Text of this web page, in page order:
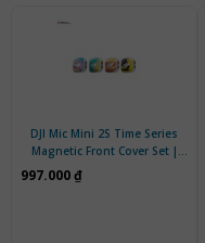
DJI Mic Mini 2S Time Series
Magnetic Front Cover Set |
Chính hãng
997.000 ₫